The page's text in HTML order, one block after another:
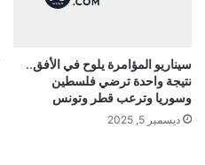
سيناريو المؤامرة يلوح في الأفق..
نتيجة واحدة ترضي فلسطين
وسوريا وترعب قطر وتونس
ديسمبر 5, 2025